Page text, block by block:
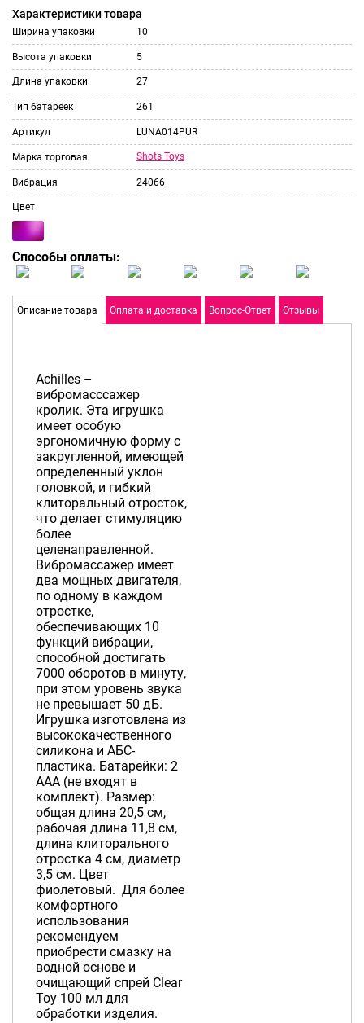
Характеристики товара
Ширина упаковки 10
Высота упаковки 5
Длина упаковки 27
Тип батареек 261
Артикул LUNA014PUR
Марка торговая Shots Toys
Вибрация 24066
Цвет
Способы оплаты:
Описание товара Оплата и доставка Вопрос-Ответ Отзывы
Achilles –
вибромасссажер
кролик. Эта игрушка
имеет особую
эргономичную форму с
закругленной, имеющей
определенный уклон
головкой, и гибкий
клиторальный отросток,
что делает стимуляцию
более
целенаправленной.
Вибромассажер имеет
два мощных двигателя,
по одному в каждом
отростке,
обеспечивающих 10
функций вибрации,
способной достигать
7000 оборотов в минуту,
при этом уровень звука
не превышает 50 дБ.
Игрушка изготовлена из
высококачественного
силикона и АБС-
пластика. Батарейки: 2
AAA (не входят в
комплект). Размер:
общая длина 20,5 см,
рабочая длина 11,8 см,
длина клиторального
отростка 4 см, диаметр
3,5 см. Цвет
фиолетовый. Для более
комфортного
использования
рекомендуем
приобрести смазку на
водной основе и
очищающий спрей Clear
Toy 100 мл для
обработки изделия.